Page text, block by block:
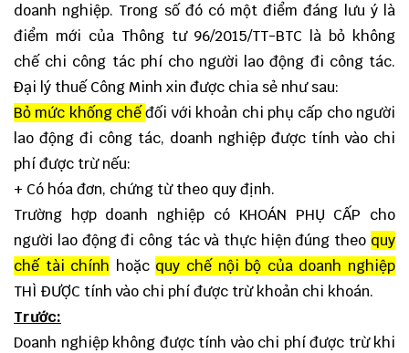
doanh nghiệp. Trong số đó có một điểm đáng lưu ý là
điểm mới của Thông tư 96/2015/TT-BTC là bỏ không
chế chi công tác phí cho người lao động đi công tác.
Đại lý thuế Công Minh xin được chia sẻ như sau:
Bỏ mức khống chếđối với khoản chi phụ cấp cho người
lao động đi công tác, doanh nghiệp được tính vào chi
phí được trừ nếu:
+ Có hóa đơn, chứng từ theo quy định.
Trường hợp doanh nghiệp có KHOÁN PHỤ CẤP cho
người lao động đi công tác và thực hiện đúng theo quy
chế tài chính hoặc quy chế nội bộ của doanh nghiệp
THÌ ĐƯỢC tính vào chi phí được trừ khoản chi khoán.
Trước:
Doanh nghiệp không được tính vào chi phí được trừ khi